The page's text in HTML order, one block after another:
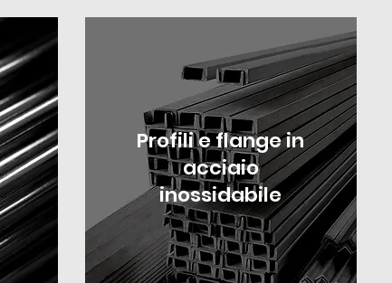
Profili e flange in
acciaio
inossidabile